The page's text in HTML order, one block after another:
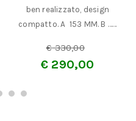
ben realizzato, design
compatto. A 153 MM. B ……
€330,00
€ 290,00